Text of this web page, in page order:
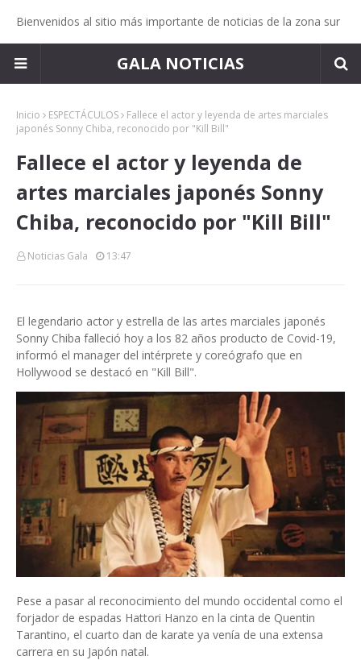
Bienvenidos al sitio más importante de noticias de la zona sur
GALA NOTICIAS
Inicio ESPECTÁCULOS
Fallece el actor y leyenda de artes marciales
japonés Sonny Chiba, reconocido por "Kill Bill"
Fallece el actor y leyenda de
artes marciales japonés Sonny
Chiba, reconocido por "Kill Bill"
Noticias Gala 13:47
El legendario actor y estrella de las artes marciales japonés
Sonny Chiba falleció hoy a los 82 años producto de Covid-19,
informó el manager del intérprete y coreógrafo que en
Hollywood se destacó en "Kill Bill".
Pese a pasar al reconocimiento del mundo occidental como el
forjador de espadas Hattori Hanzo en la cinta de Quentin
Tarantino, el cuarto dan de karate ya venía de una extensa
carrera en su Japón natal.